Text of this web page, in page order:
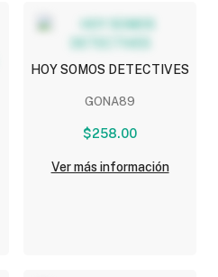
HOY SOMOS DETECTIVES
GONA89
$258.00
Ver más información